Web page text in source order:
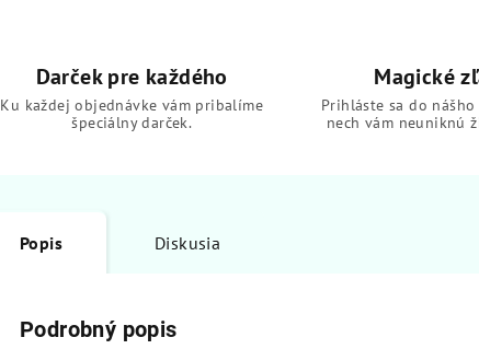
Darček pre každého
Ku každej objednávke vám pribalíme
špeciálny darček.
Magické
Prihláste sa do
nech vám neuniknú
Popis Diskusia
Podrobný popis